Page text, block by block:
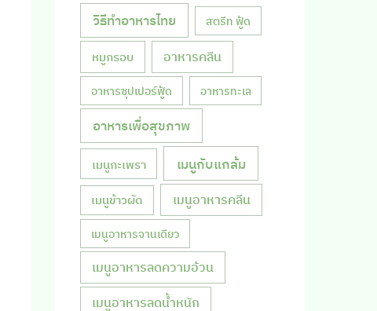
วิธีทำอาหารไทย สตรีท ฟู้ด
หมูกรอบ อาหารคลีน
อาหารซุปเปอร์ฟู้ด อาหารทะเล
อาหารเพื่อสุขภาพ
เมนูกะเพรา เมนูกับแกล้ม
เมนูข้าวผัด เมนูอาหารคลีน
เมนูอาหารจานเดียว
เมนูอาหารลดความอ้วน
เมนูอาหารลดน้ำหนัก